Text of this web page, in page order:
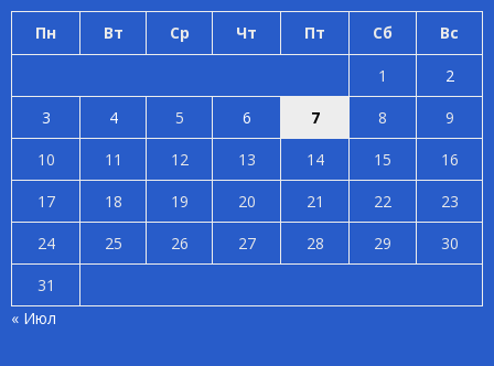
Пн Вт Ср Чт Пт Сб Вс
1
2
3
4 5 6 7 8
9
10
11 12 13 14 15
16
17
18 19 20 21 22
23
24
25 26 27 28 29
30
31
« Июл